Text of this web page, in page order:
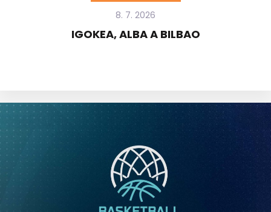
8. 7. 2026
IGOKEA, ALBA A BILBAO